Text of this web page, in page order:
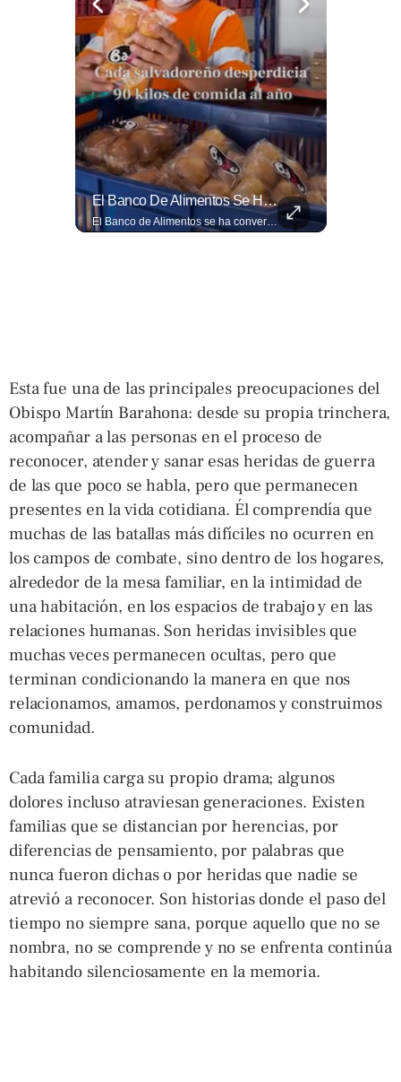
El Banco De Alimentos Se Ha Convertido En Un Puente De Supervivencia: Un Motor Humano Que Recupera Excedentes Comerciales Y Productos Con Fecha Corta De...
El Banco de Alimentos se ha convertido en un puente de supervivencia: un motor humano que recupera excedentes comerciales y productos con fecha corta de vencimiento para transformarlos en raciones de nutrición para miles de familias que luchan por asegurar un plato en la mesa. Entramos a su centro de acopio para mostrarte la minuciosa logística y el esfuerzo de los voluntarios que rescatan comida para aliviar el hambre de los más vulnerables. Lee más 👉 eldiariodehoy.com
Esta fue una de las principales preocupaciones del
Obispo Martín Barahona: desde su propia trinchera,
acompañar a las personas en el proceso de
reconocer, atender y sanar esas heridas de guerra
de las que poco se habla, pero que permanecen
presentes en la vida cotidiana. Él comprendía que
muchas de las batallas más difíciles no ocurren en
los campos de combate, sino dentro de los hogares,
alrededor de la mesa familiar, en la intimidad de
una habitación, en los espacios de trabajo y en las
relaciones humanas. Son heridas invisibles que
muchas veces permanecen ocultas, pero que
terminan condicionando la manera en que nos
relacionamos, amamos, perdonamos y construimos
comunidad.
Cada familia carga su propio drama; algunos
dolores incluso atraviesan generaciones. Existen
familias que se distancian por herencias, por
diferencias de pensamiento, por palabras que
nunca fueron dichas o por heridas que nadie se
atrevió a reconocer. Son historias donde el paso del
tiempo no siempre sana, porque aquello que no se
nombra, no se comprende y no se enfrenta continúa
habitando silenciosamente en la memoria.